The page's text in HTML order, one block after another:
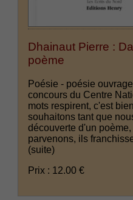
Dhainaut Pierre :
poème
Poésie - poésie
concours du Centre
mots respirent, c'est
souhaitons tant que
découverte d'un
parvenons, ils
(suite)
Prix : 12.00 €